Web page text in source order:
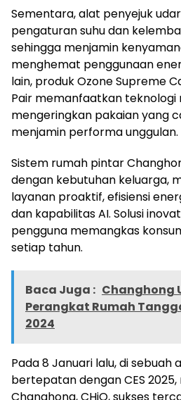
Sementara, alat penyejuk
pengaturan suhu dan
sehingga menjamin
menghemat penggunaan
lain, produk Ozone Supreme
Pair memanfaatkan teknologi
mengeringkan pakaian yang
menjamin performa unggulan.
Sistem rumah pintar
dengan kebutuhan keluarga,
layanan proaktif, efisiensi
dan kapabilitas AI. Solusi
pengguna memangkas
setiap tahun.
Baca Juga : Changhong
Perangkat Rumah
2024
Pada 8 Januari lalu, di sebuah
bertepatan dengan CES